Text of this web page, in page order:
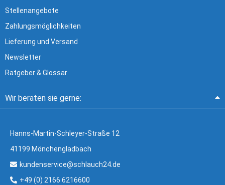
Stellenangebote
Zahlungsmöglichkeiten
Lieferung und Versand
Newsletter
Ratgeber & Glossar
Wir beraten sie gerne:
Hanns-Martin-Schleyer-Straße 12
41199 Mönchengladbach
kundenservice@schlauch24.de
+49 (0) 2166 6216600